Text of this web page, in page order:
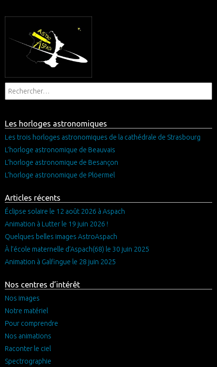
Les horloges astronomiques
Les trois horloges astronomiques de la cathédrale de Strasbourg
L’horloge astronomique de Beauvais
L’horloge astronomique de Besançon
L’horloge astronomique de Plöermel
Articles récents
Éclipse solaire le 12 août 2026 à Aspach
Animation à Lutter le 19 juin 2026 !
Quelques belles images AstroAspach
À l’école maternelle d’Aspach(68) le 30 juin 2025
Animation à Galfingue le 28 juin 2025
Nos centres d’intérêt
Nos images
Notre matériel
Pour comprendre
Nos animations
Raconter le ciel
Spectrographie